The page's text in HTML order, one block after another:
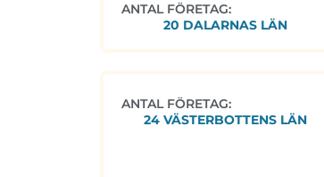
ANTAL FÖRETAG:
20 DALARNAS LÄN
ANTAL FÖRETAG:
24 VÄSTERBOTTENS LÄN